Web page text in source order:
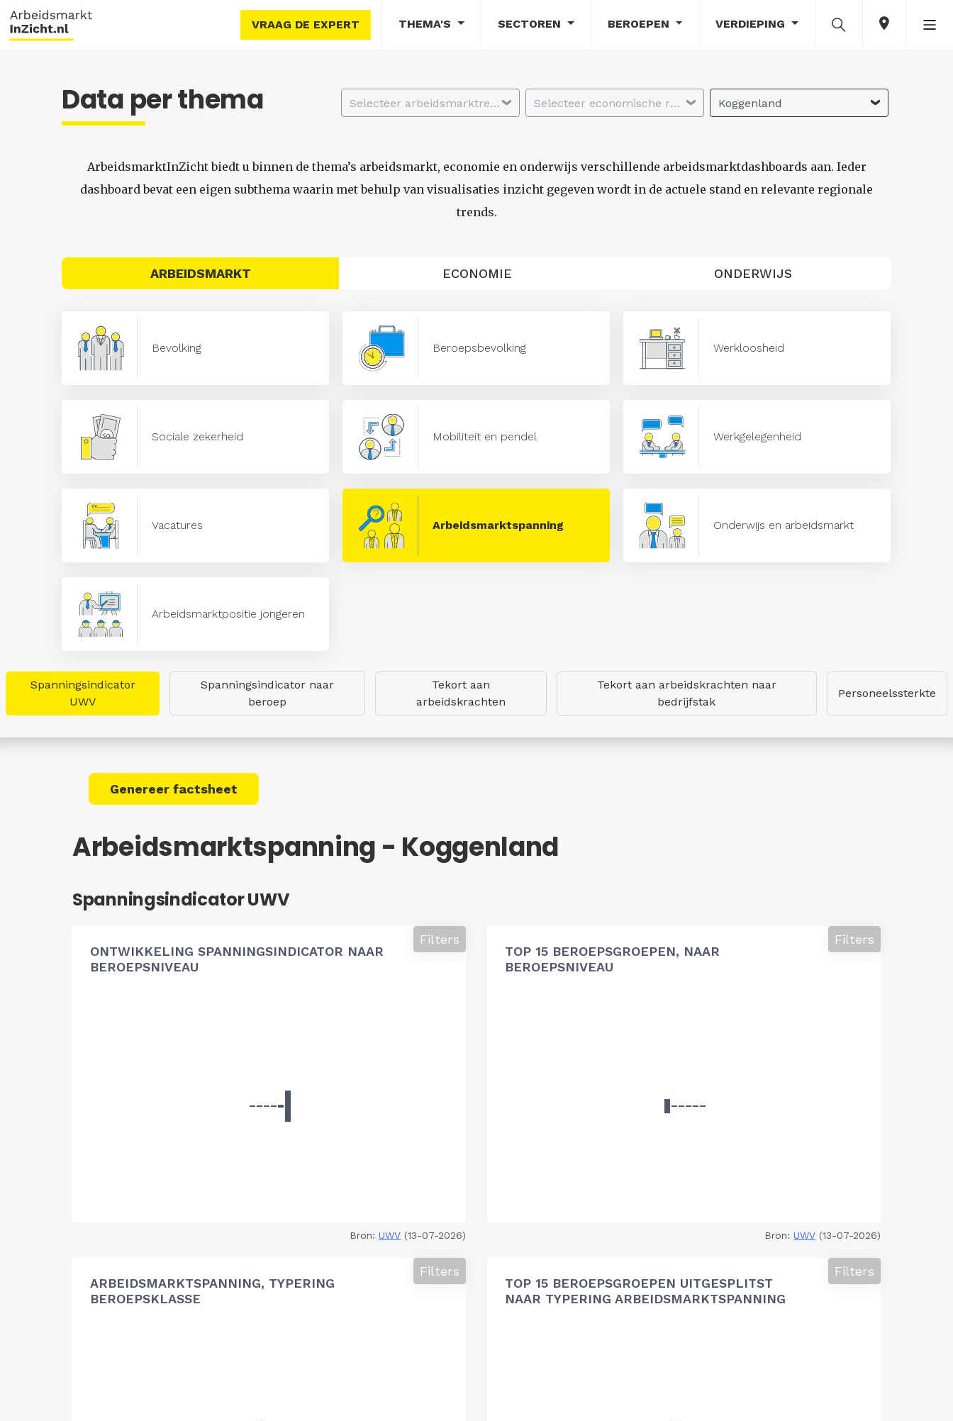
VRAAG DE EXPERT THEMA'S SECTOREN BEROEPEN VERDIEPING
Data per thema Selecteer arbeidsmarktregio Selecteer economische regio Koggenland
ArbeidsmarktInZicht biedt u binnen de thema’s arbeidsmarkt, economie en onderwijs verschillende arbeidsmarktdashboards aan. Ieder
dashboard bevat een eigen subthema waarin met behulp van visualisaties inzicht gegeven wordt in de actuele stand en relevante regionale
trends.
ARBEIDSMARKT ECONOMIE ONDERWIJS
Bevolking Beroepsbevolking Werkloosheid
Sociale zekerheid Mobiliteit en pendel Werkgelegenheid
Vacatures Arbeidsmarktspanning Onderwijs en arbeidsmarkt
Arbeidsmarktpositie jongeren
Spanningsindicator
UWV
Spanningsindicator naar
beroep
Tekort aan
arbeidskrachten
Tekort aan arbeidskrachten naar
bedrijfstak
Personeelssterkte
Genereer factsheet
Arbeidsmarktspanning - Koggenland
Spanningsindicator UWV
ONTWIKKELING SPANNINGSINDICATOR NAAR
BEROEPSNIVEAU
Filters
Bron: UWV (13-07-2026)
TOP 15 BEROEPSGROEPEN, NAAR
BEROEPSNIVEAU
Filters
Bron: UWV (13-07-2026)
ARBEIDSMARKTSPANNING, TYPERING
BEROEPSKLASSE
Filters
TOP 15 BEROEPSGROEPEN UITGESPLITST
NAAR TYPERING ARBEIDSMARKTSPANNING
Filters